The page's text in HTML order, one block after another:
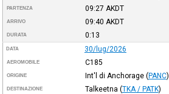
PARTENZA 09:27 AKDT
ARRIVO 09:40 AKDT
DURATA 0:13
DATA 30/lug/2026
AEROMOBILE C185
ORIGINE Int'l di Anchorage (PANC)
DESTINAZIONE Talkeetna (TKA / PATK)